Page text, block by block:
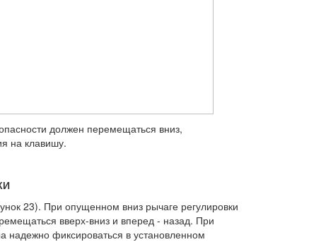
должен перемещаться вниз,
на клавишу.
23). При опущенном вниз рычаге регулировки
вверх-вниз и вперед - назад. При
надежно фиксироваться в установленном